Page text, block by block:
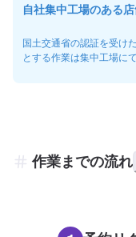
自社集中工場のある
国土交通省の認証を受け
とする作業は集中工場に
作業までの流れ